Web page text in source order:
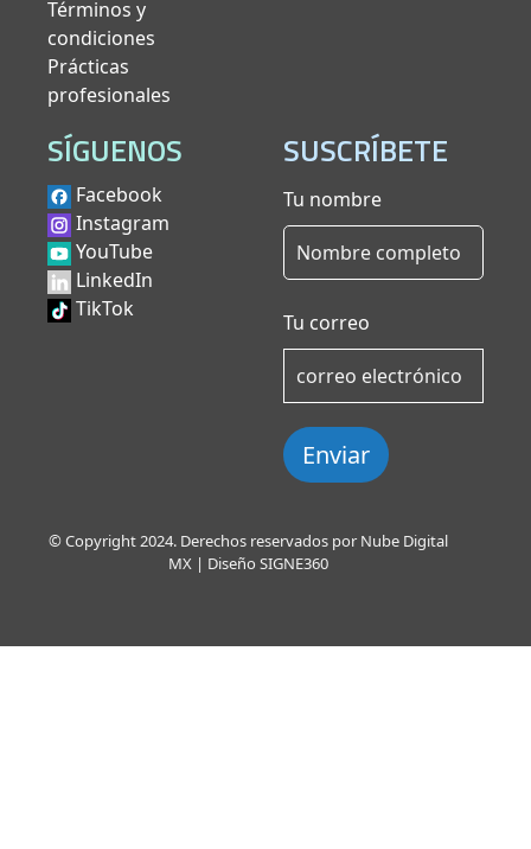
Términos y
condiciones
Prácticas
profesionales
SÍGUENOS
Facebook
Instagram
YouTube
LinkedIn
TikTok
SUSCRÍBETE
Tu nombre
Tu correo
Enviar
© Copyright 2024. Derechos reservados por Nube Digital
MX | Diseño SIGNE360